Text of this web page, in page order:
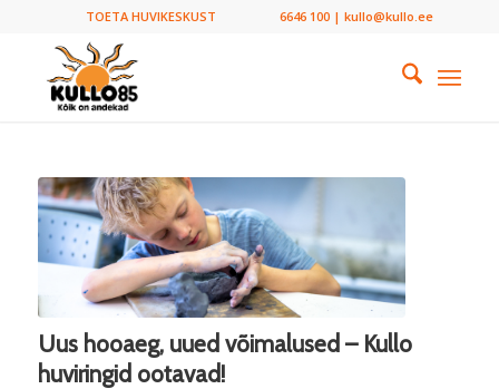
TOETA HUVIKESKUST 6646 100 | kullo@kullo.ee
Uus hooaeg, uued võimalused – Kullo
huviringid ootavad!